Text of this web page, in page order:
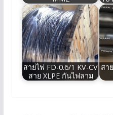
สายไฟ FD-0.6/1 KV-CV
สาย XLPE กันไฟลาม
สา